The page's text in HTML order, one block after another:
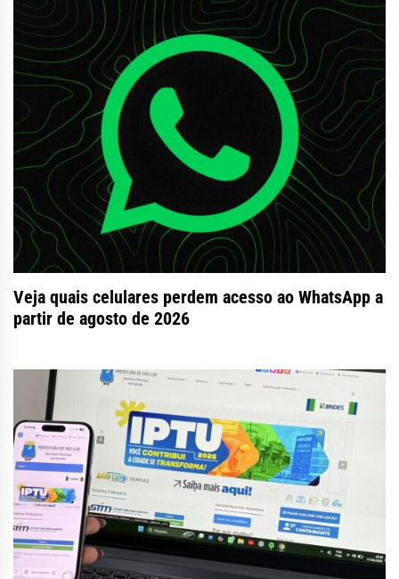
Veja quais celulares perdem acesso ao WhatsApp a
partir de agosto de 2026